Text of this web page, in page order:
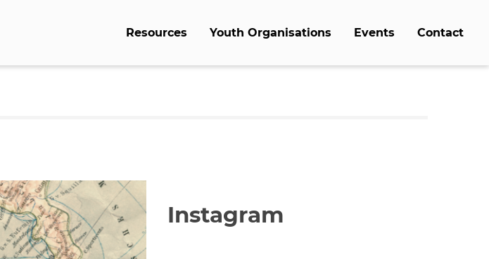
Resources Youth Organisations Events Contact
Instagram